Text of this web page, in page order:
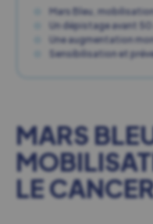
Mars Bleu,
Un dépistage avant 50
Une augmentation
Sensibilisation et
MARS
LE